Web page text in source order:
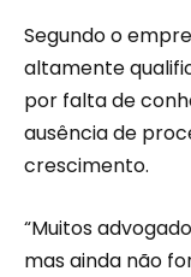
Segundo o
altamente
por falta de
ausência de
crescimento.
“Muitos
mas ainda não